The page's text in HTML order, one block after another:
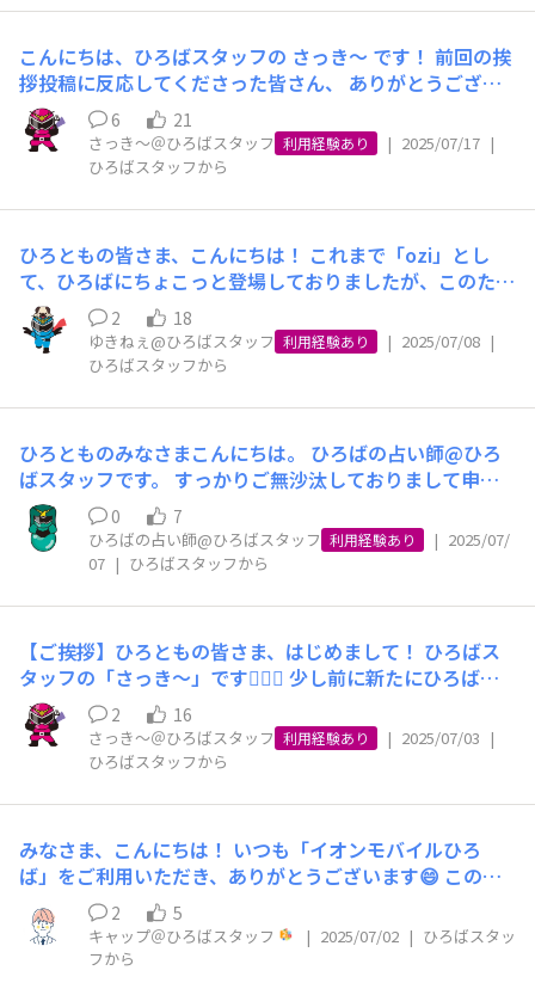
ーアルでは、 「見た目から楽しい・わかりやすい」を目
指して、 ビジュアル面にもこだわっていますので、 ぜひ
楽しみにしていてくださいね🤭💕 もちろん「おトク🉐」
なリニューアルオープン企画なども計画中なので、 お見
逃しなくチェックしてください😌 ではこれからもひろば
リニューアルオープン に向けた進捗や新しい情報を、 し
っかりお伝えしていきますので、チェックしていてくださ
す✨ 最後に・・ 先週末、おでかけしてこれたのでご報告
です！ 行き先はわたしの大好きなキャラクターに装飾さ
れた スカイツリー を見に行ってきました！🗼✨ とっても
かわいくて思わずたくさん写真を撮ってきちゃいました🤭
こんにちは、ひろばスタッフの さっき～ です！ 前回の挨
拶投稿に反応してくださった皆さん、 ありがとうござい
ます😊💓とっても嬉しいです！ 今後も皆さんと少しずつ
でもお話できることが楽しみです^^ 突然ですが、今週末
のわたしはちょっと気になるところにお出かけ予定です✨
ってます🎵 そしてそして！！次回の投稿では イオンモバ
イルひろば について、 みなさんにお知らせしたいことが
あります・・！！ これからも少しずつですが、 皆さんに
とって楽しいひろばを作っていけたらと思っていますの
で、 引き続きよろしくお願いします✨
6 21
さっき～＠ひろばスタッフ 利用経験あり | 2025/07/17 |
ひろばスタッフから
ひろともの皆さま、こんにちは！ これまで「ozi」とし
て、ひろばにちょこっと登場しておりましたが、このたび
改めて、イオンモバイルひろばスタッフとしてご一緒させ
ていただくことになりました、「ゆきねぇ」です！😊 実
は、さっき〜より少しだけ（？）お姉さんでして… これ
ってきた経験を活かし、「ひろば」でも皆さまと楽しく、
そしてちょっぴり頼れる存在でいられたらと思っています
🍀 もうすぐ4歳になるパグと暮らしていて、最近の癒し
は、一緒にソファでゴロゴロすること🐾 そんな何気ない
日常も、ひろばを通して少しずつお届けできたら嬉しいで
す♪ これからは、さっき〜とともに、もっと楽しく、も
っと身近な「イオンモバイルひろば」を目指して盛り上げ
ねぇでした♪
2 18
ゆきねぇ@ひろばスタッフ 利用経験あり | 2025/07/08 |
ひろばスタッフから
ひろとものみなさまこんにちは。 ひろばの占い師@ひろ
ばスタッフです。 すっかりご無沙汰しておりまして申し
訳ございません🙇‍♂️ このたびイオンモバイルひろばは、新
しいスタッフに「さっき～」を迎えて、 過去にないまで
にメンバーがすごぶるパワーアップ💪しております。 本
人は「若者ではない」と謙遜？しておりますけれども、
占い師よりもはるかに若く、あたま🧠の柔らかい、アイデ
ア💡あふれるスタッフですので、 間違いなくみなさまの
お役に立てると確信しています。 自己紹介にもあったよ
うに、さっき～はついこのあいだまで 現場でバリバリお
客さまや売場スタッフとお話をしていた、みなさまにもっ
とも近いメンバーです。 私たちイオンモバイルは、全国
🗾にお店があり、そこでいただくお客さまのお声がすべて
と願っています。 みなさまもお気づきかと思いますが、
実は、キャップや占い師、井原マッスル龍二、さっき～も
含めまして、 イオンモバイルのメンバーは少人数で、み
な顔が見える近さで毎日業務をしております。 まだまだ
力不足で、これまで以上にみなさまのご期待におこたえし
0 7
ひろばの占い師@ひろばスタッフ 利用経験あり | 2025/07/
07 | ひろばスタッフから
【ご挨拶】ひろともの皆さま、はじめまして！ ひろばス
タッフの「さっき〜」です🙇‍♀️✨ 少し前に新たにひろばス
タッフへ仲間入りし、 キャップからのバトンを受けとっ
ておりました🤭 そしてこの度、さっき～はひろばスタッ
フ初 「ひろば専任担当」となります😆🎊 伸ばし棒「〜」
そうですが（笑）、 楽しむ気持ちだけはどの世代にも負
けない「さっき〜」です✨ (アイコンについてはいずれ触
れようと思います🤭) まだまだ分からないことも多いです
が、 ひろともの皆さまと交流できたらうれしいなと思っ
ています。 直近まで店舗の現場にいたこともあり、 「ひ
ろば」で「店舗紹介」など現場経験を活かしたナニカも
出来ればなぁなんて思ってます😌 是非こんなことしてほ
2 16
さっき～＠ひろばスタッフ 利用経験あり | 2025/07/03 |
ひろばスタッフから
みなさま、こんにちは！ いつも「イオンモバイルひろ
ば」をご利用いただき、ありがとうございます😄 このた
び、これまでひろば運営スタッフとして担当していた私キ
ャップは、お仕事を新しいメンバー「さっき～」にバトン
タッチすることになりました！ ひろとものみなさま同士
2 5
キャップ＠ひろばスタッフ | 2025/07/02 | ひろばスタッ
フから